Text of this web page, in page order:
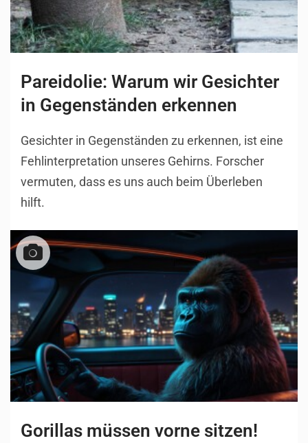
Pareidolie: Warum wir Gesichter
in Gegenständen erkennen
Gesichter in Gegenständen zu erkennen, ist eine
Fehlinterpretation unseres Gehirns. Forscher
vermuten, dass es uns auch beim Überleben
hilft.
Gorillas müssen vorne sitzen!